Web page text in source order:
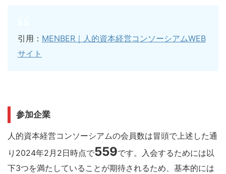
引用： MENBER｜人的資本経営コンソーシアムWEB
サイト
参加企業
人的資本経営コンソーシアムの会員数は冒頭で上述した通
り2024年2月2日時点で559です。入会するためには以
下3つを満たしていることが期待されるため、基本的には